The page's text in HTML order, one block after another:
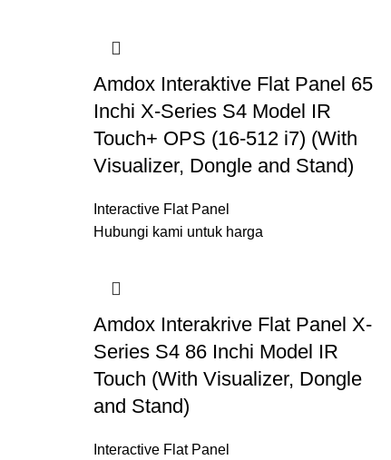
Amdox Interaktive Flat Panel 65
Inchi X-Series S4 Model IR
Touch+ OPS (16-512 i7) (With
Visualizer, Dongle and Stand)
Interactive Flat Panel
Hubungi kami untuk harga
Amdox Interakrive Flat Panel X-
Series S4 86 Inchi Model IR
Touch (With Visualizer, Dongle
and Stand)
Interactive Flat Panel